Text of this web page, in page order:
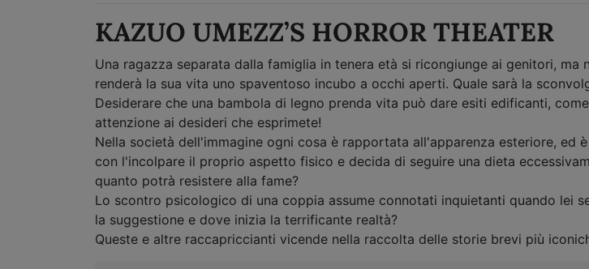
KAZUO UMEZZ’S HORROR THEATER
Una ragazza separata dalla famiglia in tenera età si ricongiunge ai genitori,
renderà la sua vita uno spaventoso incubo a occhi aperti. Quale sarà la
Desiderare che una bambola di legno prenda vita può dare esiti edificanti,
attenzione ai desideri che esprimete!
Nella società dell'immagine ogni cosa è rapportata all'apparenza esteriore,
con l'incolpare il proprio aspetto fisico e decida di seguire una dieta
quanto potrà resistere alla fame?
Lo scontro psicologico di una coppia assume connotati inquietanti quando lei
la suggestione e dove inizia la terrificante realtà?
Queste e altre raccapriccianti vicende nella raccolta delle storie brevi più